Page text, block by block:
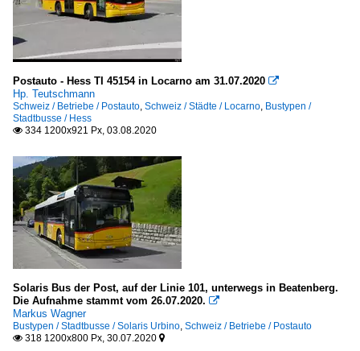
Postauto - Hess TI 45154 in Locarno am 31.07.2020 
Hp. Teutschmann
Schweiz / Betriebe / Postauto Schweiz / Städte / Locarno Bustypen /
Stadtbusse / Hess
 334 1200x921 Px, 03.08.2020
Solaris Bus der Post, auf der Linie 101, unterwegs in Beatenberg.
Die Aufnahme stammt vom 26.07.2020. 
Markus Wagner
Bustypen / Stadtbusse / Solaris Urbino Schweiz / Betriebe / Postauto
 318 1200x800 Px, 30.07.2020 